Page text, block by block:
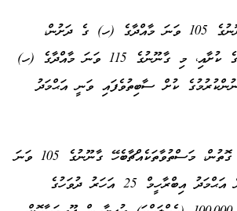
މަސްތުވާތަކެއްޗާބެހޭ ގާނޫނުގެ 105 ވަނަ މާއްދާގެ (ހ) ގެ ދަށުން،
ޑައިމޯފިން ޓްރެފިކްކުރުމުގެ ކުށާއި، މި ގާނޫނުގެ 115 ވަނަ މާއްދާގެ (ހ)
ކުށް ސާބިތުވެފައި ވަނީ އަޙްމަދު
މި ދެކުށުގެ އުގޫބާތެއްގެ ގޮތުން، މަސްތުވާތަކެއްޗާބެހޭ ގާނޫނުގެ 105 ވަނަ
މާއްދާގެ (ނ) ގެ ދަށުން އަޙްމަދު އިބްރާހީމް 25 އަހަރު ދުވަހުގެ